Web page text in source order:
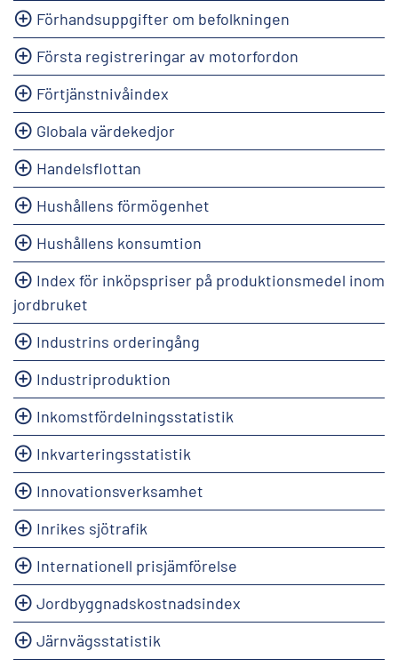
Förhandsuppgifter om befolkningen
Första registreringar av motorfordon
Förtjänstnivåindex
Globala värdekedjor
Handelsflottan
Hushållens förmögenhet
Hushållens konsumtion
Index för inköpspriser på produktionsmedel inom
jordbruket
Industrins orderingång
Industriproduktion
Inkomstfördelningsstatistik
Inkvarteringsstatistik
Innovationsverksamhet
Inrikes sjötrafik
Internationell prisjämförelse
Jordbyggnadskostnadsindex
Järnvägsstatistik